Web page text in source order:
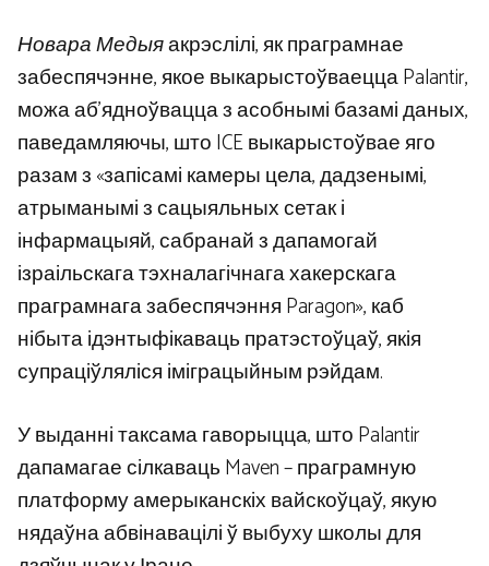
Новара Медыяакрэслілі, як праграмнае
забеспячэнне, якое выкарыстоўваецца Palantir,
можа аб’ядноўвацца з асобнымі базамі даных,
паведамляючы, што ICE выкарыстоўвае яго
разам з «запісамі камеры цела, дадзенымі,
атрыманымі з сацыяльных сетак і
інфармацыяй, сабранай з дапамогай
ізраільскага тэхналагічнага хакерскага
праграмнага забеспячэння Paragon», каб
нібыта ідэнтыфікаваць пратэстоўцаў, якія
супраціўляліся іміграцыйным рэйдам.
У выданні таксама гаворыцца, што Palantir
дапамагае сілкаваць Maven – праграмную
платформу амерыканскіх вайскоўцаў, якую
нядаўна абвінавацілі ў выбуху школы для